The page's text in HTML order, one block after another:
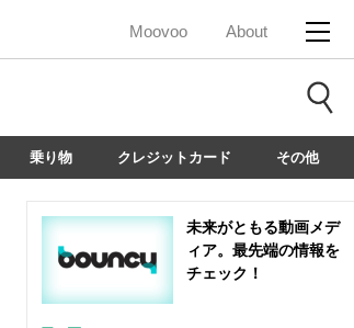
Moovoo About
乗り物 クレジットカード その他
未来がともる動画メデ
ィア。最先端の情報を
チェック！